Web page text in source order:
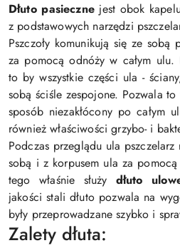
Dłuto pasiecznejest obok
z podstawowych narzędzi
Pszczoły komunikują się ze
za pomocą odnóży w całym
to by wszystkie części ula -
sobą ściśle zespojone. Pozwala
sposób niezakłócony po całym
również właściwości grzybo- i
Podczas przeglądu ula
sobą i z korpusem ula za
tego właśnie służy dłuto
jakości stali dłuto pozwala na
były przeprowadzane szybko i
Zalety dłuta: